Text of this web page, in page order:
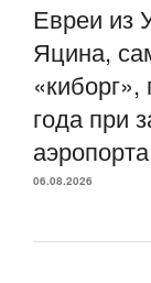
Евреи из
Яцина,
года при
аэропорта
06.08.2026